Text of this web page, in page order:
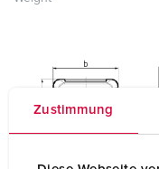
Zustimmung